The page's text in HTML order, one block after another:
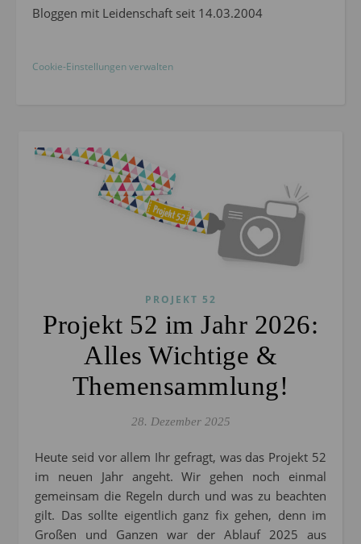
Bloggen mit Leidenschaft seit 14.03.2004
Cookie-Einstellungen verwalten
PROJEKT 52
Projekt 52 im Jahr 2026:
Alles Wichtige &
Themensammlung!
28. Dezember 2025
Heute seid vor allem Ihr gefragt, was das Projekt 52
im neuen Jahr angeht. Wir gehen noch einmal
gemeinsam die Regeln durch und was zu beachten
gilt. Das sollte eigentlich ganz fix gehen, denn im
Großen und Ganzen war der Ablauf 2025 aus